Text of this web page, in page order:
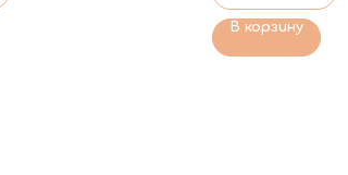
В корзину